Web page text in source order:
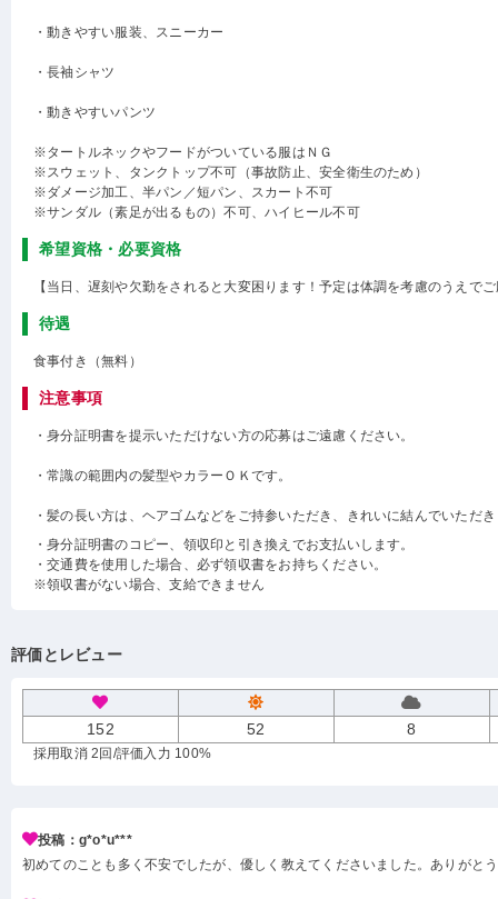
・動きやすい服装、スニーカー
・長袖シャツ
・動きやすいパンツ
※タートルネックやフードがついている服はＮＧ
※スウェット、タンクトップ不可（事故防止、安全衛生のため）
※ダメージ加工、半パン／短パン、スカート不可
※サンダル（素足が出るもの）不可、ハイヒール不可
希望資格・必要資格
【当日、遅刻や欠勤をされると大変困ります！予定は体調を考慮のうえで
待遇
食事付き（無料）
注意事項
・身分証明書を提示いただけない方の応募はご遠慮ください。
・常識の範囲内の髪型やカラーＯＫです。
・髪の長い方は、ヘアゴムなどをご持参いただき、きれいに結んでいただ
・身分証明書のコピー、領収印と引き換えでお支払いします。
・交通費を使用した場合、必ず領収書をお持ちください。
※領収書がない場合、支給できません
評価とレビュー
152 52 8
採用取消 2回 /評価入力 100%
投稿：g*o*u***
初めてのことも多く不安でしたが、優しく教えてくださいました。ありがと